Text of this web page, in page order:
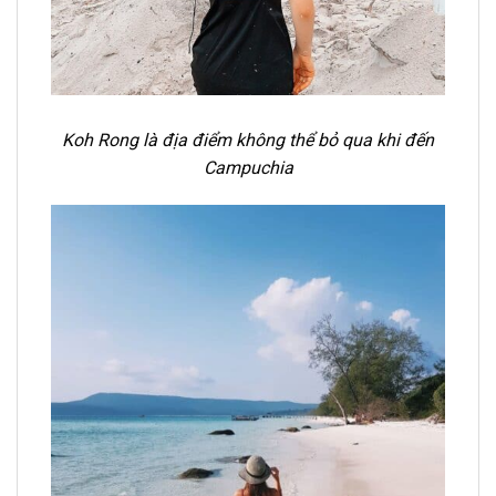
Koh Rong là địa điểm không thể bỏ qua khi đến
Campuchia